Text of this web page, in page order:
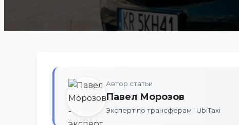
Автор статьи
Павел Морозов
Эксперт по трансферам | UbiTaxi